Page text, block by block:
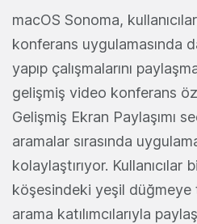
macOS Sonoma,
konferans uygulamasında
yapıp çalışmalarını
gelişmiş video konferans
Gelişmiş Ekran Paylaşımı
aramalar sırasında
kolaylaştırıyor. Kullanıcılar
köşesindeki yeşil düğmeye
arama katılımcılarıyla